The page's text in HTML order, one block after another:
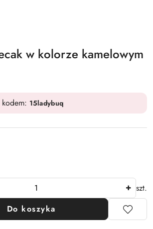
w kolorze kamelowym
15ladybuq
szt.
Do koszyka